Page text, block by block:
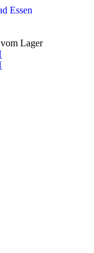
Essen
Lager